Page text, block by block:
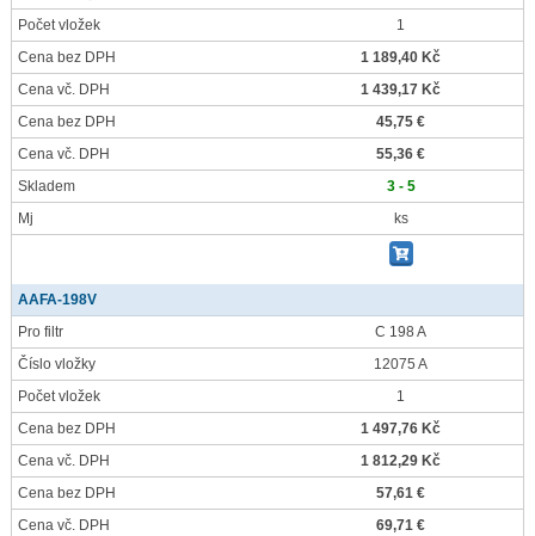
Počet vložek
1
Cena bez DPH
1 189,40 Kč
Cena vč. DPH
1 439,17 Kč
Cena bez DPH
45,75 €
Cena vč. DPH
55,36 €
Skladem
3 - 5
Mj
ks
AAFA-198V
Pro filtr
C 198 A
Číslo vložky
12075 A
Počet vložek
1
Cena bez DPH
1 497,76 Kč
Cena vč. DPH
1 812,29 Kč
Cena bez DPH
57,61 €
Cena vč. DPH
69,71 €